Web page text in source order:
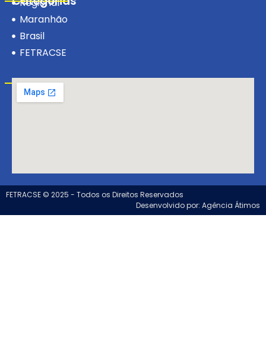
Maranhão
Brasil
FETRACSE
Visite-nos!
FETRACSE © 2025 - Todos os Direitos Reservados
Desenvolvido por: Agência Átimos